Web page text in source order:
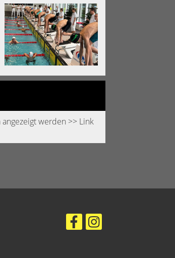
werden >> Link